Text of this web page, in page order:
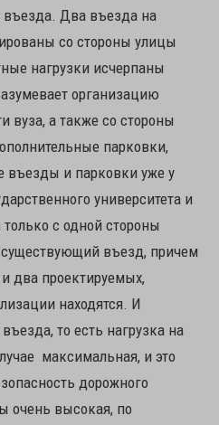
въезда. Два въезда на
со стороны улицы
нагрузки исчерпаны
организацию
вуза, а также со стороны
парковки,
въезды и парковки уже у
университета и
с одной стороны
въезд, причем
два проектируемых,
находятся. И
то есть нагрузка на
максимальная, и это
дорожного
очень высокая, по